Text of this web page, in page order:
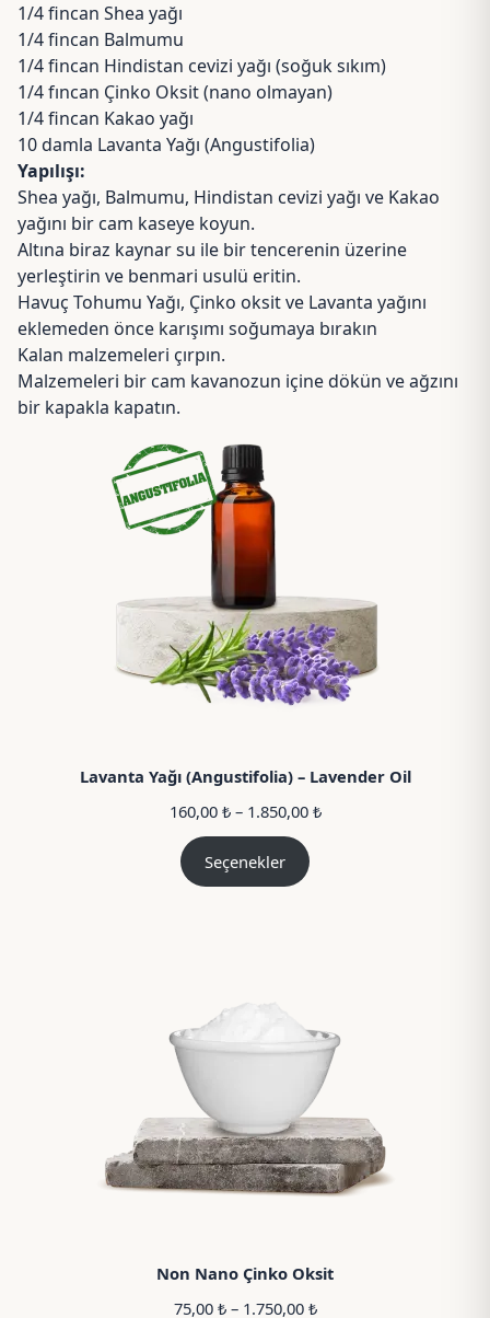
1/4 fincan Shea yağı
1/4 fincan Balmumu
1/4 fincan Hindistan cevizi yağı (soğuk sıkım)
1/4 fıncan Çinko Oksit(nano olmayan)
1/4 fincan Kakao yağı
10 damla Lavanta Yağı (Angustifolia)
Yapılışı:
Shea yağı, Balmumu, Hindistan cevizi yağı ve Kakao
yağını bir cam kaseye koyun.
Altına biraz kaynar su ile bir tencerenin üzerine
yerleştirin ve benmari usulü eritin.
Havuç Tohumu Yağı, Çinko oksit ve Lavanta yağını
eklemeden önce karışımı soğumaya bırakın
Kalan malzemeleri çırpın.
Malzemeleri bir cam kavanozun içine dökün ve ağzını
bir kapakla kapatın.
Lavanta Yağı (Angustifolia) – Lavender Oil
160,00 ₺ – 1.850,00 ₺Fiyat
Seçenekler
Non Nano Çinko Oksit
75,00 ₺ – 1.750,00 ₺Fiyat